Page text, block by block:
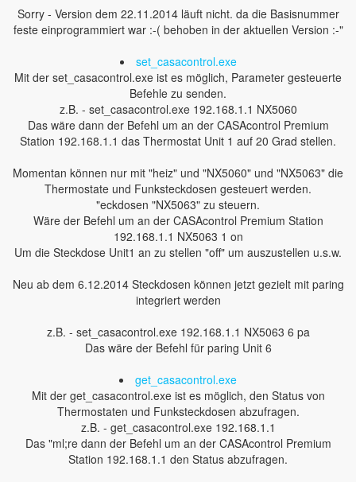
Sorry - Version dem 22.11.2014 läuft nicht. da die Basisnummer
feste einprogrammiert war :-( behoben in der aktuellen Version :-"
set_casacontrol.exe
Mit der set_casacontrol.exe ist es möglich, Parameter gesteuerte
Befehle zu senden.
z.B. - set_casacontrol.exe 192.168.1.1 NX5060
Das wäre dann der Befehl um an der CASAcontrol Premium
Station 192.168.1.1 das Thermostat Unit 1 auf 20 Grad stellen.
Momentan können nur mit "heiz" und "NX5060" und "NX5063" die
Thermostate und Funksteckdosen gesteuert werden.
"eckdosen "NX5063" zu steuern.
Wäre der Befehl um an der CASAcontrol Premium Station
192.168.1.1 NX5063 1 on
Um die Steckdose Unit1 an zu stellen "off" um auszustellen u.s.w.
Neu ab dem 6.12.2014 Steckdosen können jetzt gezielt mit paring
integriert werden
z.B. - set_casacontrol.exe 192.168.1.1 NX5063 6 pa
Das wäre der Befehl für paring Unit 6
get_casacontrol.exe
Mit der get_casacontrol.exe ist es möglich, den Status von
Thermostaten und Funksteckdosen abzufragen.
z.B. - get_casacontrol.exe 192.168.1.1
Das "ml;re dann der Befehl um an der CASAcontrol Premium
Station 192.168.1.1 den Status abzufragen.